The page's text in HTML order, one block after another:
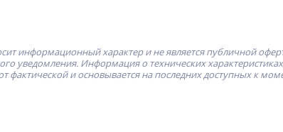
информационный характер и не является публичной
уведомления. Информация о технических
фактической и основывается на последних доступных к